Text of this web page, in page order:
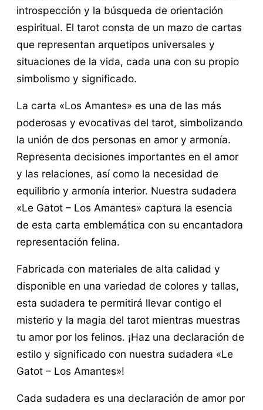
t
a
L
o
A
m
a
n
t
e
s
c
a
n
t
i
d
a
introspección y la búsqueda de orientación
espiritual. El tarot consta de un mazo de cartas
que representan arquetipos universales y
situaciones de la vida, cada una con su propio
simbolismo y significado.
La carta «Los Amantes» es una de las más
poderosas y evocativas del tarot, simbolizando
la unión de dos personas en amor y armonía.
Representa decisiones importantes en el amor
y las relaciones, así como la necesidad de
equilibrio y armonía interior. Nuestra sudadera
«Le Gatot – Los Amantes» captura la esencia
de esta carta emblemática con su encantadora
representación felina.
Fabricada con materiales de alta calidad y
disponible en una variedad de colores y tallas,
esta sudadera te permitirá llevar contigo el
misterio y la magia del tarot mientras muestras
tu amor por los felinos. ¡Haz una declaración de
estilo y significado con nuestra sudadera «Le
Gatot – Los Amantes»!
Cada sudadera es una declaración de amor por